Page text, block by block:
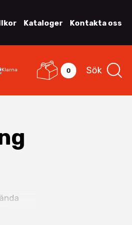
Kataloger Kontakta oss
0 Sök